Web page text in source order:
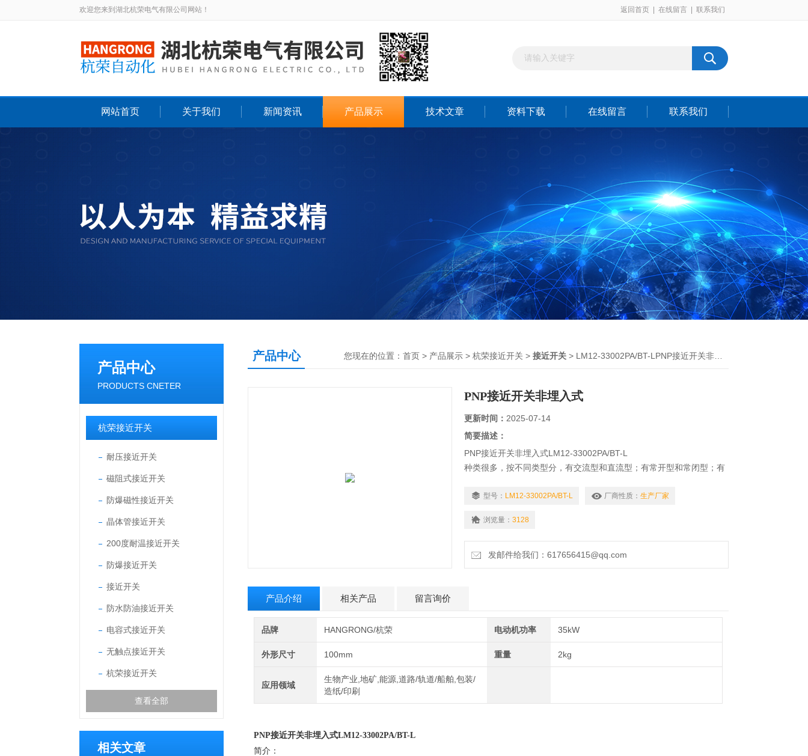
欢迎您来到湖北杭荣电气有限公司网站！ 返回首页 在线留言 联系我们
网站首页 关于我们 新闻资讯 产品展示 技术文章 资料下载 在线留言 联系我们
产品中心
PRODUCTS CNETER
杭荣接近开关
耐压接近开关
磁阻式接近开关
防爆磁性接近开关
晶体管接近开关
200度耐温接近开关
防爆接近开关
接近开关
防水防油接近开关
电容式接近开关
无触点接近开关
杭荣接近开关
查看全部
相关文章
产品中心 您现在的位置： 首页 > 产品展示 > 杭荣接近开关 > 接近开关 > LM12-33002PA/BT-LPNP接近开关非埋入式
PNP接近开关非埋入式
更新时间： 2025-07-14
简要描述：
PNP接近开关非埋入式LM12-33002PA/BT-L
种类很多，按不同类型分，有交流型和直流型；有常开型和常闭型；有
的、五线的；对于直流三线和四线制的接近开关，又分有PNP型和NPN
型号： LM12-33002PA/BT-L 厂商性质： 生产厂家
浏览量： 3128
发邮件给我们：617656415@qq.com
产品介绍 相关产品 留言询价
品牌 HANGRONG/杭荣 电动机功率 35kW
外形尺寸 100mm 重量 2kg
应用领域
生物产业,地矿,能源,道路/轨道/船舶,包装/
造纸/印刷
PNP接近开关非埋入式LM12-33002PA/BT-L
简介：